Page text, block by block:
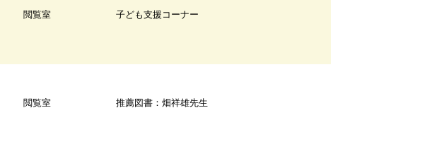
閲覧室 子ども支援コーナー
閲覧室 推薦図書：畑祥雄先生